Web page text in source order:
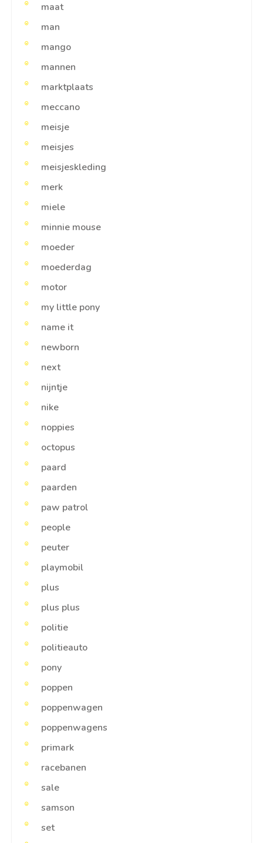
maat
man
mango
mannen
marktplaats
meccano
meisje
meisjes
meisjeskleding
merk
miele
minnie mouse
moeder
moederdag
motor
my little pony
name it
newborn
next
nijntje
nike
noppies
octopus
paard
paarden
paw patrol
people
peuter
playmobil
plus
plus plus
politie
politieauto
pony
poppen
poppenwagen
poppenwagens
primark
racebanen
sale
samson
set